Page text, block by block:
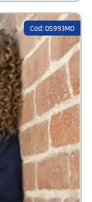
Cod: 0S993M0